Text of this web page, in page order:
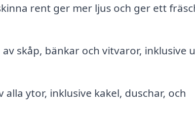
rent ger mer ljus och ger ett
skåp, bänkar och vitvaror, inklusive
ytor, inklusive kakel, duschar, och